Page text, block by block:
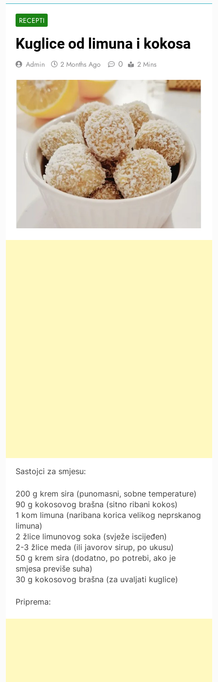
RECEPTI
Kuglice od limuna i kokosa
Admin 2 Months Ago 0 2 Mins
Sastojci za smjesu:
200 g krem sira (punomasni, sobne temperature)
90 g kokosovog brašna (sitno ribani kokos)
1 kom limuna (naribana korica velikog neprskanog
limuna)
2 žlice limunovog soka (svježe iscijeđen)
2-3 žlice meda (ili javorov sirup, po ukusu)
50 g krem sira (dodatno, po potrebi, ako je
smjesa previše suha)
30 g kokosovog brašna (za uvaljati kuglice)
Priprema: